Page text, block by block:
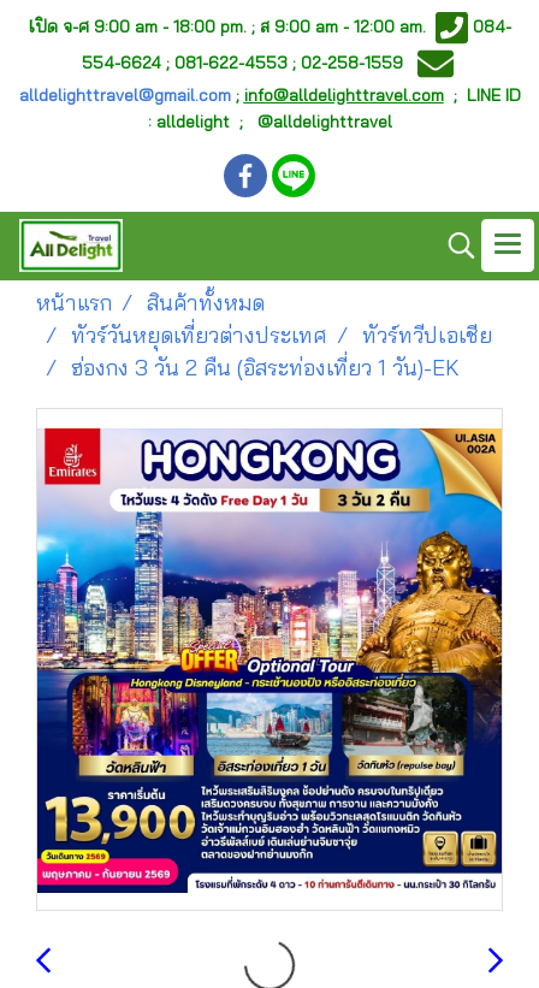
เปิด จ-ศ 9:00 am - 18:00 pm. ; ส 9:00 am - 12:00 am.
084-
554-6624 ; 081-622-4553 ; 02-258-1559
alldelighttravel@gmail.com; info@alldelighttravel.com; LINE ID
: alldelight ; @alldelighttravel
หน้าแรก
สินค้าทั้งหมด
ทัวร์วันหยุดเที่ยวต่างประเทศ
ทัวร์ทวีปเอเชีย
ฮ่องกง 3 วัน 2 คืน (อิสระท่องเที่ยว 1 วัน)-EK